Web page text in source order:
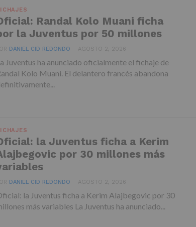
Randal Kolo Muani ficha
la Juventus por 50 millones
DANIEL CID REDONDO AGOSTO 2, 2026
Juventus ha anunciado oficialmente el fichaje de
Kolo Muani. El delantero francés abandona
la Juventus ficha a Kerim
por 30 millones más
DANIEL CID REDONDO AGOSTO 2, 2026
la Juventus ficha a Kerim Alajbegovic por 30
más variables La Juventus ha anunciado...